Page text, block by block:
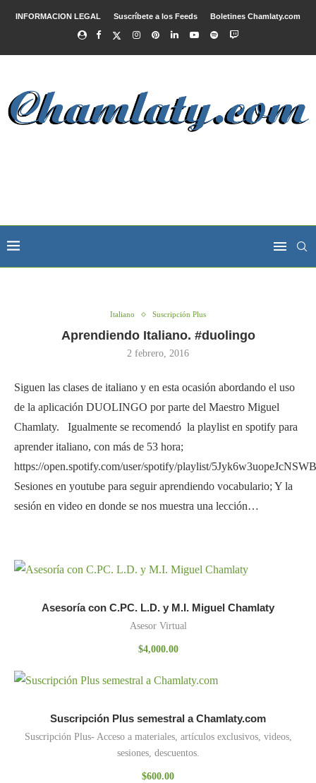
INFORMACION LEGAL Suscríbete a los Feeds Boletines Chamlaty.com
Italiano Suscripción Plus
Aprendiendo Italiano. #duolingo
2 febrero, 2016
Siguen las clases de italiano y en esta ocasión abordando el uso
de la aplicación DUOLINGO por parte del Maestro Miguel
Chamlaty. Igualmente se recomendó la playlist en spotify para
aprender italiano, con más de 53 hora;
https://open.spotify.com/user/spotify/playlist/
Sesiones en youtube para seguir aprendiendo vocabulario; Y la
sesión en video en donde se nos muestra una lección…
Asesoría con C.PC. L.D. y M.I. Miguel Chamlaty
Asesor Virtual
$4,000.00
Suscripción Plus semestral a Chamlaty.com
Suscripción Plus- Acceso a materiales, artículos exclusivos, videos,
sesiones, descuentos.
$600.00